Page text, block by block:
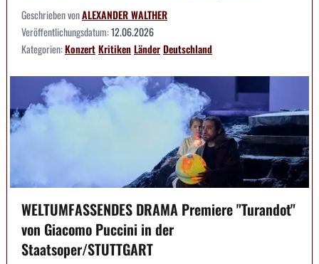
Geschrieben vonALEXANDER WALTHER
Veröffentlichungsdatum:12.06.2026
Kategorien:KonzertKritikenLänderDeutschland
WELTUMFASSENDES DRAMA Premiere "Turandot"
von Giacomo Puccini in der
Staatsoper/STUTTGART